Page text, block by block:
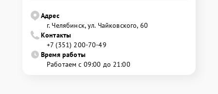
Адрес
г. Челябинск, ул. Чайковского, 60
Контакты
+7 (351) 200-70-49
Время работы
Работаем с 09:00 до 21:00